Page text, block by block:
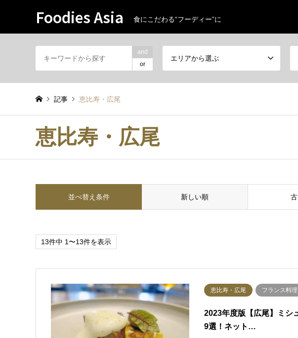
Foodies Asia 食にこだわる“フーディー”に
and
or
エリアから選ぶ
記事 恵比寿・広尾
恵比寿・広尾
並べ替え条件 新しい順
13件中 1〜13件を表示
恵比寿・広尾 フランス料理
2023年度版【広尾】ミシ
9選！ネット…